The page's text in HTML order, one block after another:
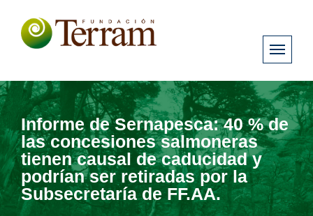
Informe de Sernapesca: 40 % de
las concesiones salmoneras
tienen causal de caducidad y
podrían ser retiradas por la
Subsecretaría de FF.AA.